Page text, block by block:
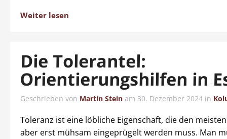
Weiter lesen
Die Tolerantel:
Orientierungshilfen in
Geschrieben von Martin Stein am 30. Dezember 2024 in
Toleranz ist eine löbliche Eigenschaft, die den
aber erst mühsam eingeprügelt werden muss. Man